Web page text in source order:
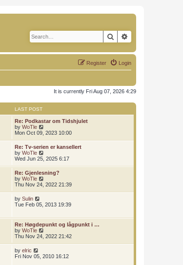
Search
Login
Register
It is currently Fri Aug 07, 2026 4:29
LAST POST
Re: Podkastar om Tidshjulet
by WoTle
t
h
e
l
a
e
p
o
t
Mon Oct 09, 2023 10:00
Re: Tv-serien er kansellert
by WoTle
w
t
h
e
l
t
s
t
p
o
s
t
Wed Jun 25, 2025 6:17
Re: Gjenlesning?
by WoTle
t
h
l
a
e
p
o
Thu Nov 24, 2022 21:39
by Sulin
i
h
e
l
a
e
Tue Feb 05, 2013 19:39
Re: Høgdepunkt og lågpunkt i …
by WoTle
t
h
Thu Nov 24, 2022 21:42
by elric
i
Fri Nov 05, 2010 16:12